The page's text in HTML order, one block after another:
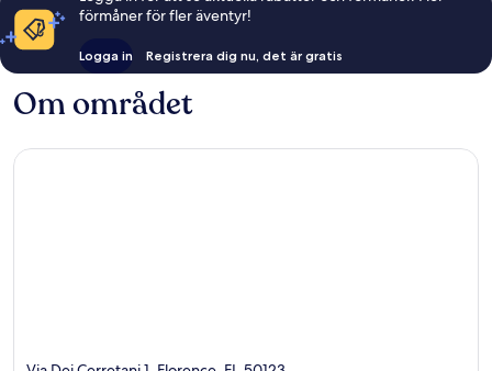
förmåner för fler äventyr!
Logga in Registrera dig nu, det är gratis
Om området